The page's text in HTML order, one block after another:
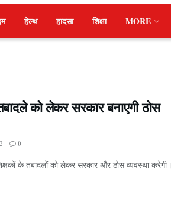
हेल्थ हादसा शिक्षा MORE
को लेकर सरकार बनाएगी ठोस
0
के तबादलों को लेकर सरकार और ठोस व्यवस्था करेगी।